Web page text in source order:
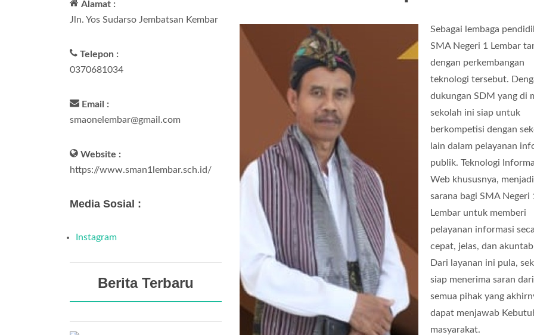
Alamat :
Jln. Yos Sudarso Jembatsan Kembar
Telepon :
0370681034
Email :
smaonelembar@gmail.com
Website :
https://www.sman1lembar.sch.id/
Media Sosial :
Instagram
Berita Terbaru
Sebagai lembaga
SMA Negeri 1 Lembar
dengan perkembangan
teknologi tersebut.
dukungan SDM yang di
sekolah ini siap untuk
berkompetisi dengan
lain dalam pelayanan
publik. Teknologi
Web khususnya, menjadi
sarana bagi SMA Negeri
Lembar untuk memberi
pelayanan informasi
cepat, jelas, dan
Dari layanan ini pula,
siap menerima saran dari
semua pihak yang
dapat menjawab
masyarakat.